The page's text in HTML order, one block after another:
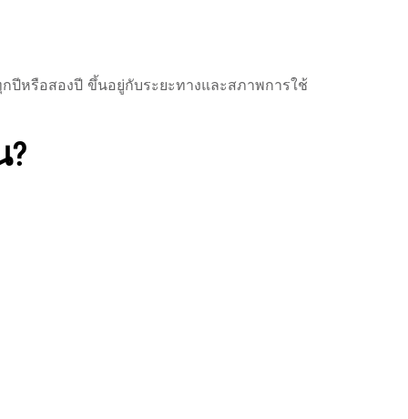
ปีหรือสองปี ขึ้นอยู่กับระยะทางและสภาพการใช้